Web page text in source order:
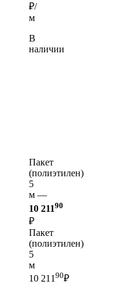
₽/
м
В
наличии
Пакет
(полиэтилен)
5
м —
10 21190
₽
Пакет
(полиэтилен)
5
м
10 211 90₽